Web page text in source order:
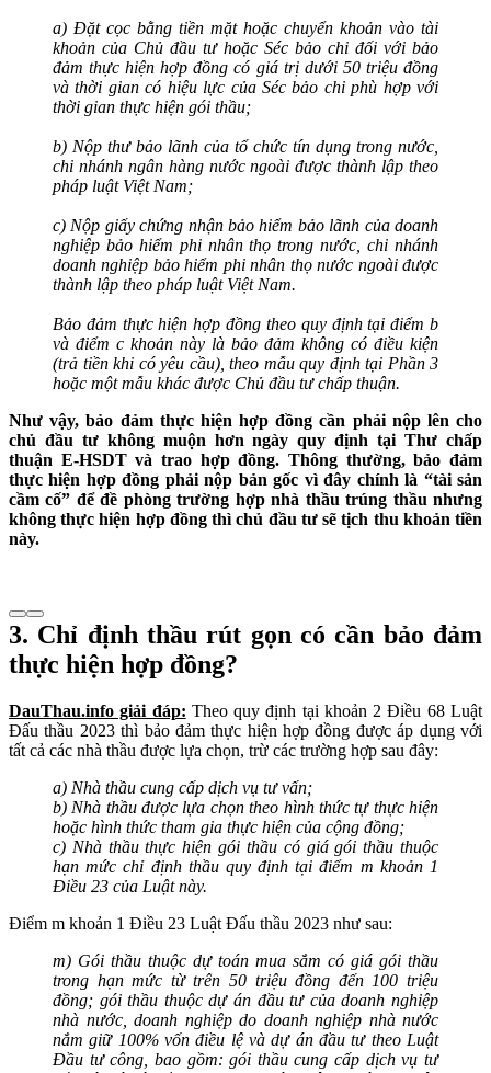
a) Đặt cọc bằng tiền mặt hoặc chuyển khoản vào tài
khoản của Chủ đầu tư hoặc Séc bảo chi đối với bảo
đảm thực hiện hợp đồng có giá trị dưới 50 triệu đồng
và thời gian có hiệu lực của Séc bảo chi phù hợp với
thời gian thực hiện gói thầu;
b) Nộp thư bảo lãnh của tổ chức tín dụng trong nước,
chi nhánh ngân hàng nước ngoài được thành lập theo
pháp luật Việt Nam;
c) Nộp giấy chứng nhận bảo hiểm bảo lãnh của doanh
nghiệp bảo hiểm phi nhân thọ trong nước, chi nhánh
doanh nghiệp bảo hiểm phi nhân thọ nước ngoài được
thành lập theo pháp luật Việt Nam.
Bảo đảm thực hiện hợp đồng theo quy định tại điểm b
và điểm c khoản này là bảo đảm không có điều kiện
(trả tiền khi có yêu cầu), theo mẫu quy định tại Phần 3
hoặc một mẫu khác được Chủ đầu tư chấp thuận.
Như vậy, bảo đảm thực hiện hợp đồng cần phải nộp lên cho
chủ đầu tư không muộn hơn ngày quy định tại Thư chấp
thuận E-HSDT và trao hợp đồng. Thông thường, bảo đảm
thực hiện hợp đồng phải nộp bản gốc vì đây chính là “tài sản
cầm cố” để đề phòng trường hợp nhà thầu trúng thầu nhưng
không thực hiện hợp đồng thì chủ đầu tư sẽ tịch thu khoản tiền
này.
3. Chỉ định thầu rút gọn có cần bảo đảm
thực hiện hợp đồng?
DauThau.info giải đáp: Theo quy định tại khoản 2 Điều 68 Luật
Đấu thầu 2023 thì bảo đảm thực hiện hợp đồng được áp dụng với
tất cả các nhà thầu được lựa chọn, trừ các trường hợp sau đây:
a) Nhà thầu cung cấp dịch vụ tư vấn;
b) Nhà thầu được lựa chọn theo hình thức tự thực hiện
hoặc hình thức tham gia thực hiện của cộng đồng;
c) Nhà thầu thực hiện gói thầu có giá gói thầu thuộc
hạn mức chỉ định thầu quy định tại điểm m khoản 1
Điều 23 của Luật này.
Điểm m khoản 1 Điều 23 Luật Đấu thầu 2023 như sau:
m) Gói thầu thuộc dự toán mua sắm có giá gói thầu
trong hạn mức từ trên 50 triệu đồng đến 100 triệu
đồng; gói thầu thuộc dự án đầu tư của doanh nghiệp
nhà nước, doanh nghiệp do doanh nghiệp nhà nước
nắm giữ 100% vốn điều lệ và dự án đầu tư theo Luật
Đầu tư công, bao gồm: gói thầu cung cấp dịch vụ tư